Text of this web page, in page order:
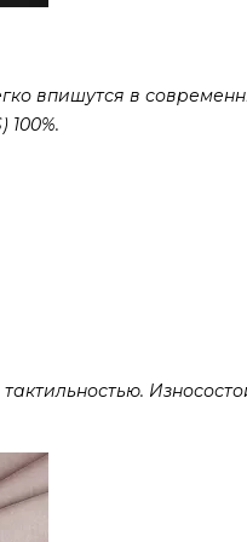
впишутся в
100%.